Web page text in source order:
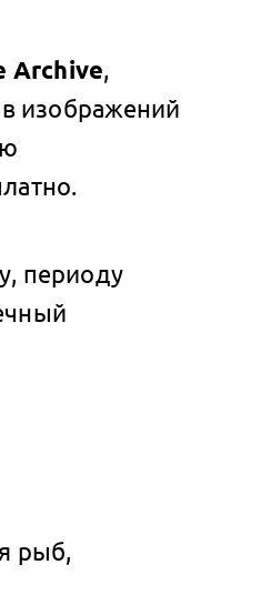
Archive,
изображений
периоду
рыб,